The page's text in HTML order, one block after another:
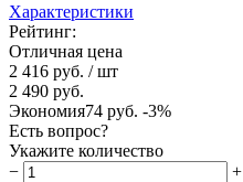
Характеристики
Рейтинг:
Отличная цена
2 416 руб. / шт
2 490 руб.
Экономия74 руб. -3%
Есть вопрос?
Укажите количество
−
+